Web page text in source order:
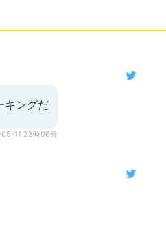
キングだ
11 23時06分